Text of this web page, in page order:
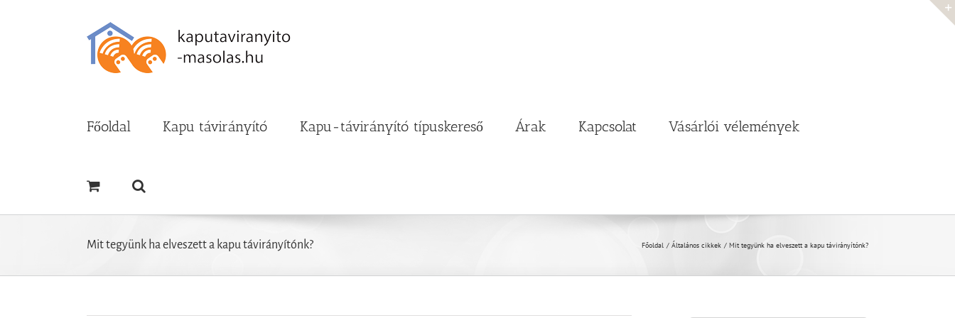
Főoldal Kapu távirányító Kapu-távirányító típuskereső Árak Kapcsolat Vásárlói vélemények
Mit tegyünk ha elveszett a kapu távirányítónk? Főoldal Általános cikkek Mit tegyünk ha elveszett a kapu távirányítónk?